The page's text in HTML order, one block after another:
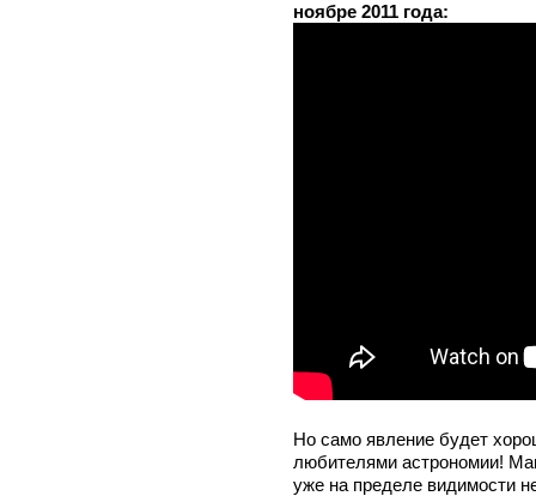
ноябре 2011 года:
Но само явление будет
любителями астрономии!
уже на пределе видимости